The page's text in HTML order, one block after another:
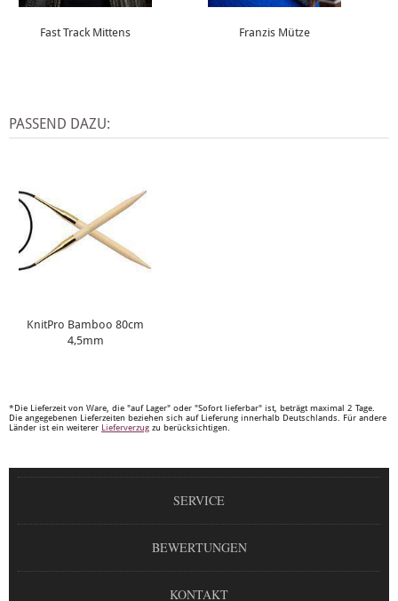
Fast Track Mittens Franzis Mütze
PASSEND DAZU:
KnitPro Bamboo 80cm
4,5mm
*Die Lieferzeit von Ware, die "auf Lager" oder "Sofort lieferbar" ist, beträgt maximal 2 Tage.
Die angegebenen Lieferzeiten beziehen sich auf Lieferung innerhalb Deutschlands. Für andere
Länder ist ein weiterer Lieferverzug zu berücksichtigen.
SERVICE
BEWERTUNGEN
KONTAKT